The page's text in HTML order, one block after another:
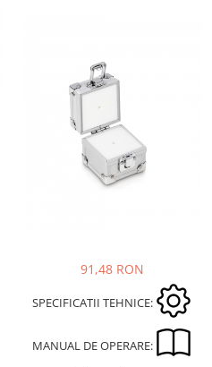
91,48 RON
SPECIFICATII TEHNICE:
MANUAL DE OPERARE: